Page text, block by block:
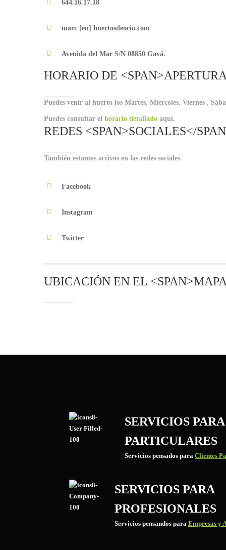
644.16.17.18
marc [en] huertosdeocio.com
Avenida del Mar S/N 08850 Gavá.
HORARIO DE
Puedes venir al huerto los Martes, Miércoles, Viernes ,
Puedes consultar el horario detallado aquí.
REDES <SPAN>SOCIALES</
También estamos activos en las redes sociales.
Facebook
Instagram
Twitter
UBICACIÓN EN EL
SERVICIOS PARA
PARTICULARES
Servicios pensados para Clientes
SERVICIOS PARA
PROFESIONALES
Servicios pensandos para Empresas y